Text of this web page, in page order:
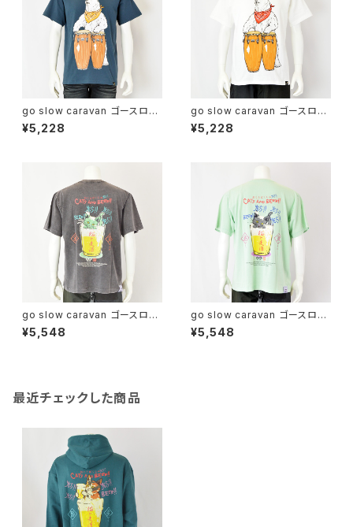
go slow caravan ゴースロー
キャラバン｜綿100％コンガクマ
プリント半袖Tシャツ｜USA/C
¥5,228
go slow caravan ゴースロー
キャラバン｜綿100％コンガクマ
プリント半袖Tシャツ｜USA/C
¥5,228
go slow caravan ゴースロー
キャラバン｜接触冷感 猫と麦酒
デザイン半袖Tシャツ｜RAY綿
¥5,548
go slow caravan ゴースロー
キャラバン｜接触冷感 猫と麦酒
デザイン半袖Tシャツ｜RAY綿
¥5,548
最近チェックした商品